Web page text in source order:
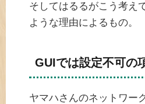
そしてはるるがこう考え
ような理由によるもの。
GUIでは設定不可の
ヤマハさんのネットワー